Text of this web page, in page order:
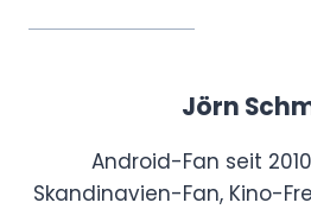
Jörn
Android-Fan seit
Skandinavien-Fan, Kino-